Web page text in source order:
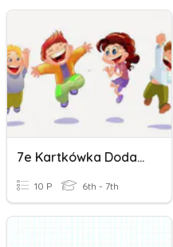
7e Kartkówka Dodawanie I Odejmowanie Ułamków
10 P 6th - 7th